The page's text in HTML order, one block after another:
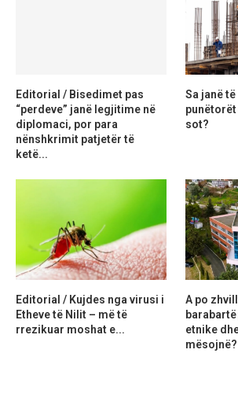
Editorial / Bisedimet pas
“perdeve” janë legjitime në
diplomaci, por para
nënshkrimit patjetër të
ketë...
Sa janë
sot?
Editorial / Kujdes nga virusi i
Etheve të Nilit – më të
rrezikuar moshat e...
A po
etnike
mësojnë?